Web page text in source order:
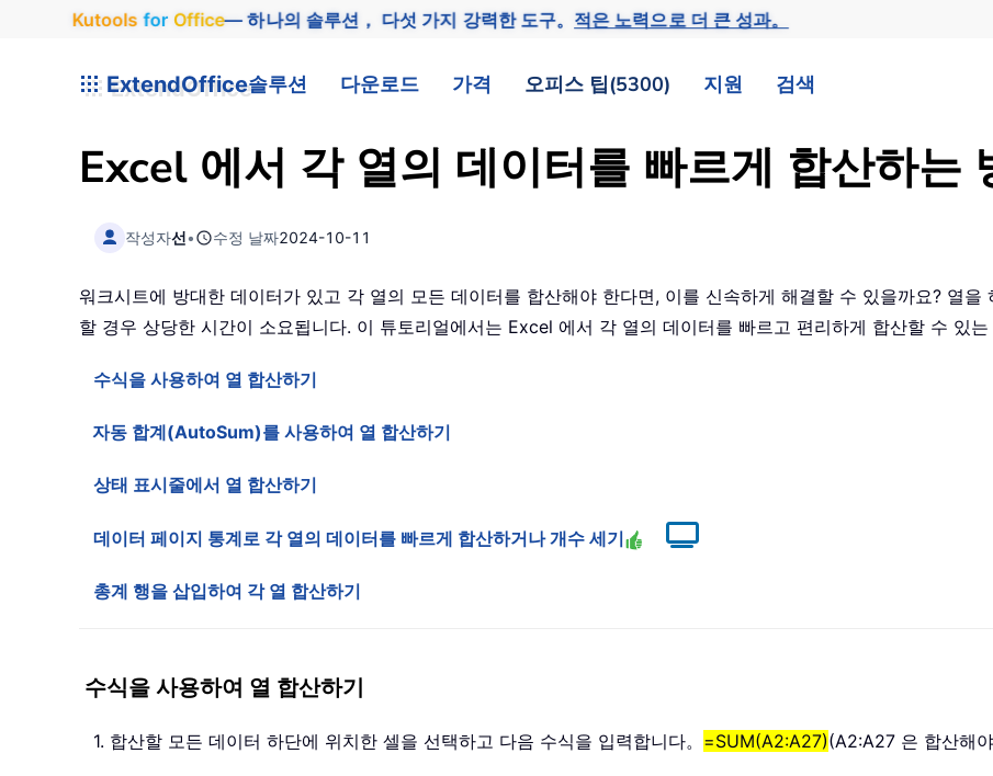
Kutools for Office— 하나의 솔루션， 다섯 가지 강력한 도구。 적은 노력으로 더 큰 성과。
ExtendOffice솔루션 다운로드 가격 오피스 팁(5300) 지원 검색
Excel 에서 각 열의 데이터를 빠르게 합산하는
작성자선• 수정 날짜2024-10-11
워크시트에 방대한 데이터가 있고 각 열의 모든 데이터를 합산해야 한다면, 이를 신속하게 해결할 수 있을까요? 열
할 경우 상당한 시간이 소요됩니다. 이 튜토리얼에서는 Excel 에서 각 열의 데이터를 빠르고 편리하게 합산할 수 있는
수식을 사용하여 열 합산하기
자동 합계(AutoSum)를 사용하여 열 합산하기
상태 표시줄에서 열 합산하기
데이터 페이지 통계로 각 열의 데이터를 빠르게 합산하거나 개수 세기
총계 행을 삽입하여 각 열 합산하기
수식을 사용하여 열 합산하기
1. 합산할 모든 데이터 하단에 위치한 셀을 선택하고 다음 수식을 입력합니다。 =SUM(A2:A27)(A2:A27 은 합산해